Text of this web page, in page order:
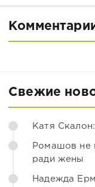
Свежие
Катя
Ромашов не
ради жены
Надежда